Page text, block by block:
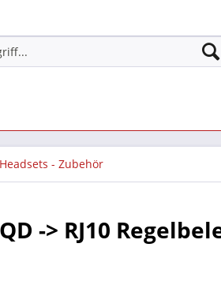
Headsets - Zubehör
-> RJ10